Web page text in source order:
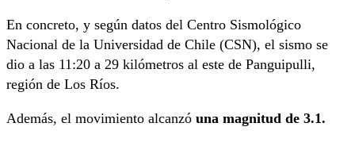
En concreto, y según datos del Centro Sismológico
Nacional de la Universidad de Chile (CSN), el sismo se
dio a las 11:20 a 29 kilómetros al este de Panguipulli,
región de Los Ríos.
Además, el movimiento alcanzó una magnitud de 3.1.